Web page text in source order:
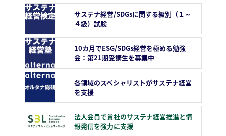
サステナ経営/SDGsに関する級別（１～
４級）試験
10カ月でESG/SDGs経営を極める勉強
会：第21期受講生を募集中
各領域のスペシャリストがサステナ経営
を支援
法人会員で貴社のサステナ経営推進と情
報発信を強力に支援